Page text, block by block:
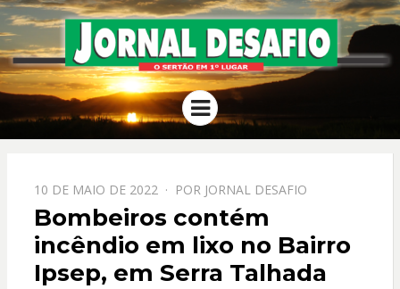
JORNAL
DESAFIO
O Sertão em 1º Lugar
Menu
PPOSTADO
EM
10 DE MAIO DE 2022 POR JORNAL DESAFIO
Bombeiros contém
incêndio em lixo no Bairro
Ipsep, em Serra Talhada